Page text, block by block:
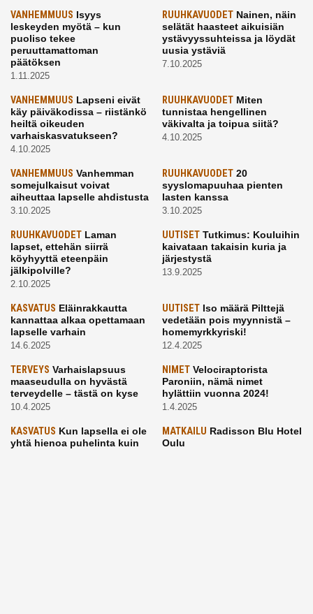
VANHEMMUUS Isyys
leskeyden myötä – kun
puoliso tekee
peruuttamattoman
päätöksen
1.11.2025
RUUHKAVUODETNainen, näin
selätät haasteet aikuisiän
ystävyyssuhteissa ja löydät
uusia ystäviä
7.10.2025
VANHEMMUUS Lapseni eivät
käy päiväkodissa – riistänkö
heiltä oikeuden
varhaiskasvatukseen?
4.10.2025
RUUHKAVUODETMiten
tunnistaa hengellinen
väkivalta ja toipua siitä?
4.10.2025
VANHEMMUUS Vanhemman
somejulkaisut voivat
aiheuttaa lapselle ahdistusta
3.10.2025
RUUHKAVUODET20
syyslomapuuhaa pienten
lasten kanssa
3.10.2025
RUUHKAVUODET Laman
lapset, ettehän siirrä
köyhyyttä eteenpäin
jälkipolville?
2.10.2025
UUTISETTutkimus: Kouluihin
kaivataan takaisin kuria ja
järjestystä
13.9.2025
KASVATUS Eläinrakkautta
kannattaa alkaa opettamaan
lapselle varhain
14.6.2025
UUTISETIso määrä Pilttejä
vedetään pois myynnistä –
homemyrkkyriski!
12.4.2025
TERVEYS Varhaislapsuus
maaseudulla on hyvästä
terveydelle – tästä on kyse
10.4.2025
NIMETVelociraptorista
Paroniin, nämä nimet
hylättiin vuonna 2024!
1.4.2025
KASVATUS Kun lapsella ei ole
yhtä hienoa puhelinta kuin
MATKAILU Radisson Blu Hotel
Oulu